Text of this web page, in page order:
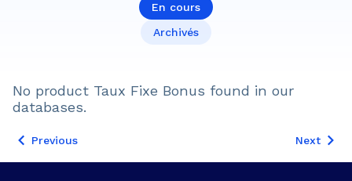
En cours
Archivés
No product Taux Fixe Bonus found in our
databases.
Previous Next